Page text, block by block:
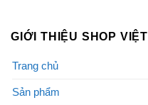
GIỚI THIỆU SHOP VIỆT
Trang chủ
Sản phẩm